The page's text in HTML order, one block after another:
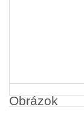
Obrázok